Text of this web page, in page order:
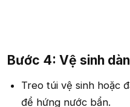
Bước 4: Vệ sinh
Treo túi vệ sinh hoặc
để hứng nước bẩn.